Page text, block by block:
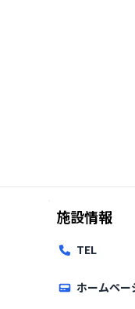
施設情報
TEL
ホームペー